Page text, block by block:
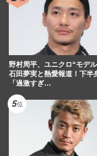
野村周平、ユニクロ“モデル
石田夢実と熱愛報道！下半
「過激すぎ…